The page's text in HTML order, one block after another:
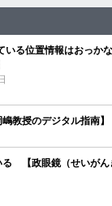
いる位置情報はおっか
教授のデジタル指南】
る 【政眼鏡（せいがん